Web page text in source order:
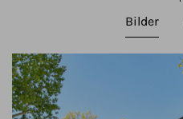
BEITRÄGE
ÜBER UNS
Bilder